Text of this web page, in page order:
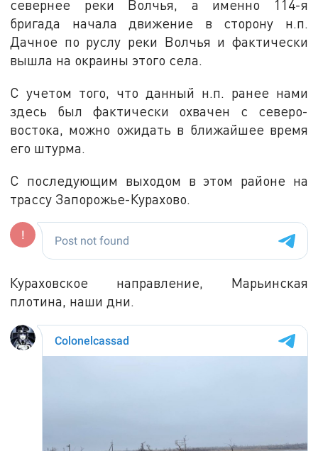
севернее реки Волчья, а именно 114-я
бригада начала движение в сторону н.п.
Дачное по руслу реки Волчья и фактически
вышла на окраины этого села.
С учетом того, что данный н.п. ранее нами
здесь был фактически охвачен с северо-
востока, можно ожидать в ближайшее время
его штурма.
С последующим выходом в этом районе на
трассу Запорожье-Курахово.
Кураховское направление, Марьинская
плотина, наши дни.